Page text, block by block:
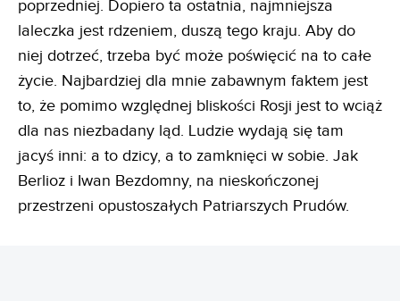
poprzedniej. Dopiero ta ostatnia, najmniejsza
laleczka jest rdzeniem, duszą tego kraju. Aby do
niej dotrzeć, trzeba być może poświęcić na to całe
życie. Najbardziej dla mnie zabawnym faktem jest
to, że pomimo względnej bliskości Rosji jest to wciąż
dla nas niezbadany ląd. Ludzie wydają się tam
jacyś inni: a to dzicy, a to zamknięci w sobie. Jak
Berlioz i Iwan Bezdomny, na nieskończonej
przestrzeni opustoszałych Patriarszych Prudów.